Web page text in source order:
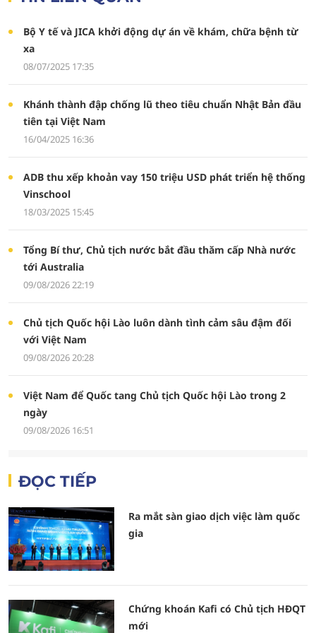
Bộ Y tế và JICA khởi động dự án về khám, chữa bệnh từ
xa
08/07/2025 17:35
Khánh thành đập chống lũ theo tiêu chuẩn Nhật Bản đầu
tiên tại Việt Nam
16/04/2025 16:36
ADB thu xếp khoản vay 150 triệu USD phát triển hệ thống
Vinschool
18/03/2025 15:45
Tổng Bí thư, Chủ tịch nước bắt đầu thăm cấp Nhà nước
tới Australia
09/08/2026 22:19
Chủ tịch Quốc hội Lào luôn dành tình cảm sâu đậm đối
với Việt Nam
09/08/2026 20:28
Việt Nam để Quốc tang Chủ tịch Quốc hội Lào trong 2
ngày
09/08/2026 16:51
ĐỌC TIẾP
Ra mắt sàn giao dịch việc làm quốc
gia
Chứng khoán Kafi có Chủ tịch HĐQT
mới